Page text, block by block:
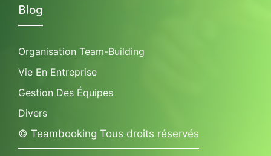
Blog
Organisation Team-Building
Vie En Entreprise
Gestion Des Équipes
Divers
© Teambooking Tous droits réservés